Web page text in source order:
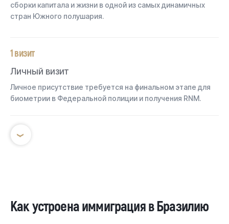
сборки капитала и жизни в одной из самых динамичных
стран Южного полушария.
1 визит
Личный визит
Личное присутствие требуется на финальном этапе для
биометрии в Федеральной полиции и получения RNM.
›
Как устроена иммиграция в Бразилию